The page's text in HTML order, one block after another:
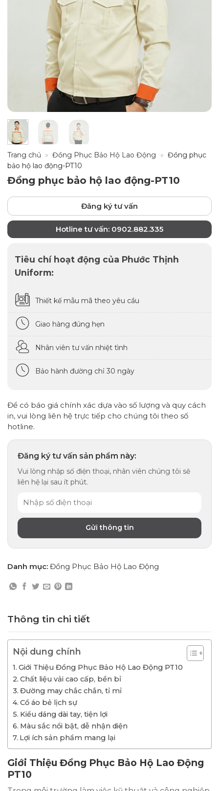
Trang chủ » Đồng Phục Bảo Hộ Lao Động » Đồng phục
bảo hộ lao động-PT10
Đồng phục bảo hộ lao động-PT10
Đăng ký tư vấn
Hotline tư vấn: 0902.882.335
Tiêu chí hoạt động của Phước Thịnh
Uniform:
Thiết kế mẫu mã theo yêu cầu
Giao hàng đúng hẹn
Nhân viên tư vấn nhiệt tình
Bảo hành đường chỉ 30 ngày
Để có báo giá chính xác dựa vào số lượng và quy cách
in, vui lòng liên hệ trực tiếp cho chúng tôi theo số
hotline.
Đăng ký tư vấn sản phẩm này:
Vui lòng nhập số điện thoại, nhân viên chúng tôi sẽ
liên hệ lại sau ít phút.
Danh mục: Đồng Phục Bảo Hộ Lao Động
Thông tin chi tiết
Nội dung chính
Giới Thiệu Đồng Phục Bảo Hộ Lao Động PT10
Chất liệu vải cao cấp, bền bỉ
Đường may chắc chắn, tỉ mỉ
Cổ áo bẻ lịch sự
Kiểu dáng dài tay, tiện lợi
Màu sắc nổi bật, dễ nhận diện
Lợi ích sản phẩm mang lại
Giới Thiệu Đồng Phục Bảo Hộ Lao Động
PT10